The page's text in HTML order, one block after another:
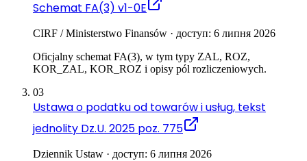
Schemat FA(3) v1-0E
CIRF / Ministerstwo Finansów · доступ: 6 липня 2026
Oficjalny schemat FA(3), w tym typy ZAL, ROZ,
KOR_ZAL, KOR_ROZ i opisy pól rozliczeniowych.
03
Ustawa o podatku od towarów i usług, tekst
jednolity Dz.U. 2025 poz. 775
Dziennik Ustaw · доступ: 6 липня 2026